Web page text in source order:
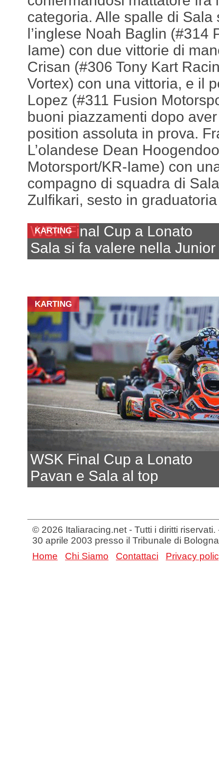
categoria. Alle spalle di Sala
l’inglese Noah Baglin (#314
Iame) con due vittorie di
Crisan (#306 Tony Kart
Vortex) con una vittoria, e il
Lopez (#311 Fusion
buoni piazzamenti dopo
position assoluta in prova.
L’olandese Dean
Motorsport/KR-Iame) con
compagno di squadra di
Zulfikari, sesto in graduatoria
KARTING
WSK Final Cup a Lonato
Sala si fa valere nella Junior
KARTING
WSK Final Cup a Lonato
Pavan e Sala al top
© 2026 Italiaracing.net - Tutti i diritti
30 aprile 2003 presso il Tribunale di Bologna
Home
Chi Siamo Contattaci Privacy